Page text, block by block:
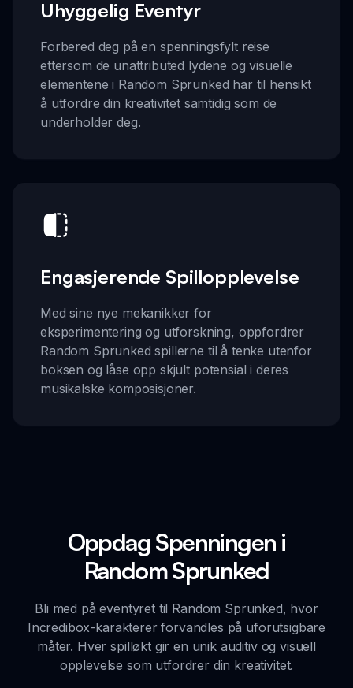
Uhyggelig Eventyr
Forbered deg på en spenningsfylt reise
ettersom de unattributed lydene og visuelle
elementene i Random Sprunked har til hensikt
å utfordre din kreativitet samtidig som de
underholder deg.
Engasjerende Spillopplevelse
Med sine nye mekanikker for
eksperimentering og utforskning, oppfordrer
Random Sprunked spillerne til å tenke utenfor
boksen og låse opp skjult potensial i deres
musikalske komposisjoner.
Oppdag Spenningen i
Random Sprunked
Bli med på eventyret til Random Sprunked, hvor
Incredibox-karakterer forvandles på uforutsigbare
måter. Hver spilløkt gir en unik auditiv og visuell
opplevelse som utfordrer din kreativitet.